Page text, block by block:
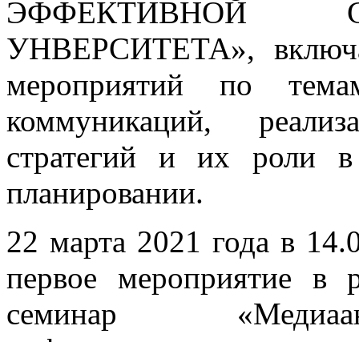
ЭФФЕКТИВНОЙ
УНВЕРСИТЕТА»,
мероприятий по
коммуникаций,
стратегий и их роли в
планировании.
22 марта 2021 года в
первое мероприятие в
семинар